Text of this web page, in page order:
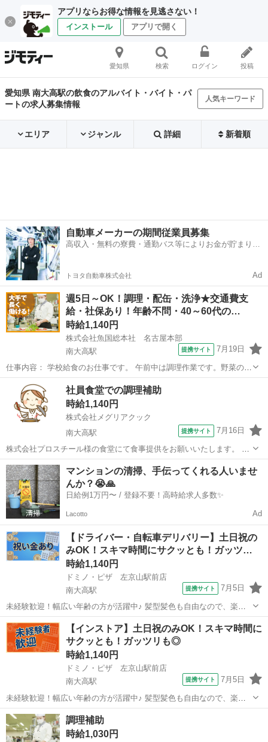
アプリならお得な情報を見逃さない！
インストール アプリで開く
愛知県 検索 ログイン 投稿
愛知県 南大高駅の飲食のアルバイト・バイト・パ
ートの求人募集情報
人気キーワード
エリア ジャンル 詳細 新着順
自動車メーカーの期間従業員募集
高収入・無料の寮費・通勤バス等によりお金が貯まりや
トヨタ自動車株式会社 Ad
週5日～OK！調理・配缶・洗浄★交通費支
給・社保あり！年齢不問・40～60代の…
時給1,140円
株式会社魚国総本社 名古屋本部
南大高駅
提携サイト 7月19日
仕事内容： 学校給食のお仕事です。 午前中は調理作業です。野菜の下
処理、切菜、調理、配缶を行います。 衛生管理と時間を気を付けなが
ら、役割分担をして皆で作業を行います。 午後からは給食を食べ終わ
ったクラスから食器や橋などの備...
愛知 名古屋市 南大高駅 キッチン
社員食堂での調理補助
時給1,140円
株式会社メグリアクック
南大高駅
提携サイト 7月16日
株式会社プロスチール様の食堂にて食事提供をお願いいたします。 ・
食器の準備 ・盛りつけ ・食器・調理器具の洗浄 ・厨房の清掃 などが
主なお仕事です。 調理のお仕事未経験の方も歓迎です。 普段のご家庭
での家事スキルが役に立...
愛知 名古屋市 キッチン
マンションの清掃、手伝ってくれる人いませ
んか？😭🙏
日給例1万円〜 / 登録不要！高時給求人多数✨
Lacotto Ad
【ドライバー・自転車デリバリー】土日祝の
みOK！スキマ時間にサクッとも！ガッツ…
時給1,140円
ドミノ・ピザ 左京山駅前店
南大高駅
提携サイト 7月5日
未経験歓迎！幅広い年齢の方が活躍中♪ 髪型髪色も自由なので、楽し
みながらドミノ・ピザで一緒に働きませんか? 新店舗も続々オープン
中のドミノ・ピザでは明るく元気に働いてくれるスタッフを大募集中
です♪ 1985年、日本ではじ...
愛知 名古屋市 南大高駅 デリバリー
【インストア】土日祝のみOK！スキマ時間に
サクッとも！ガッツリも◎
時給1,140円
ドミノ・ピザ 左京山駅前店
南大高駅
提携サイト 7月5日
未経験歓迎！幅広い年齢の方が活躍中♪ 髪型髪色も自由なので、楽し
みながらドミノ・ピザで一緒に働きませんか? 新店舗も続々オープン
中のドミノ・ピザでは明るく元気に働いてくれるスタッフを大募集中
です♪ 1985年、日本ではじ...
愛知 名古屋市 南大高駅
調理補助
時給1,030円